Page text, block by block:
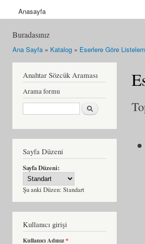
Anasayfa
Buradasınız
Ana Sayfa » Katalog » Eserlere Göre
Anahtar Sözcük Araması
Arama formu
Ara
Sayfa Düzeni
Sayfa Düzeni:
Şu anki Düzen: Standart
Kullanıcı girişi
Kullanıcı Adınız*